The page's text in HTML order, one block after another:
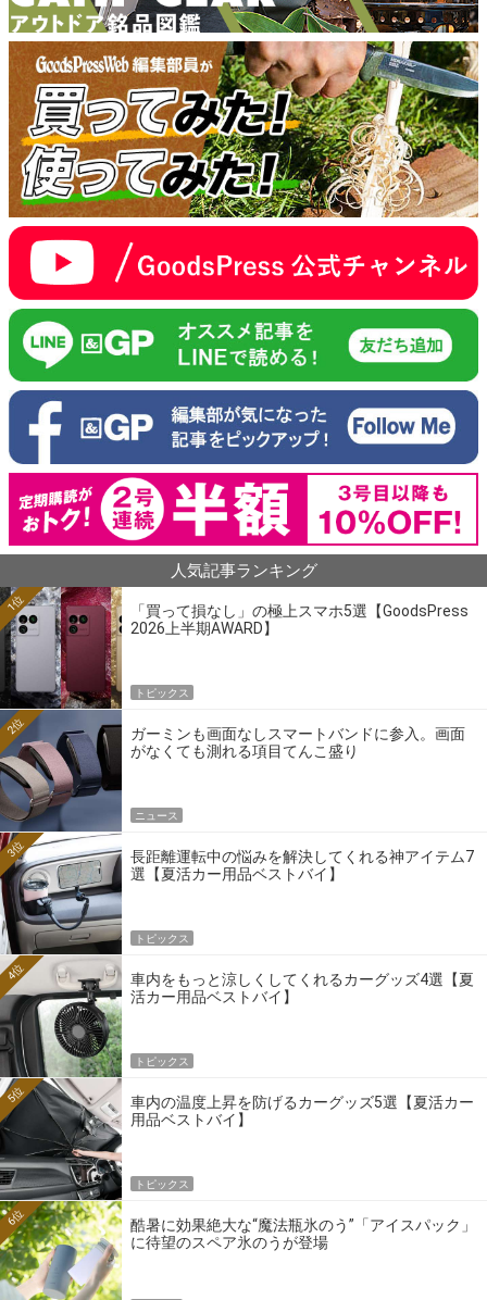
人気記事ランキング
「買って損なし」の極上スマホ5選【GoodsPress
2026上半期AWARD】
1位
トピックス
ガーミンも画面なしスマートバンドに参入。画面
がなくても測れる項目てんこ盛り
2位
ニュース
長距離運転中の悩みを解決してくれる神アイテム7
選【夏活カー用品ベストバイ】
3位
トピックス
車内をもっと涼しくしてくれるカーグッズ4選【夏
活カー用品ベストバイ】
4位
トピックス
車内の温度上昇を防げるカーグッズ5選【夏活カー
用品ベストバイ】
5位
トピックス
酷暑に効果絶大な“魔法瓶氷のう”「アイスパック」
に待望のスペア氷のうが登場
6位